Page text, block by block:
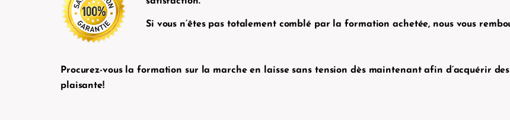
Si vous n’êtes pas totalement comblé par la formation achetée, nous vous
Procurez-vous la formation sur la marche en laisse sans tension dès maintenant afin d’acquérir
plaisante!